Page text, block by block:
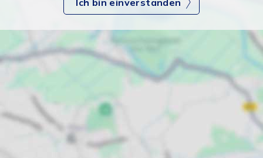
Ich bin einverstanden